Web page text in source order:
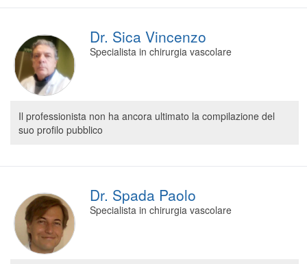
Dr. Sica Vincenzo
Specialista in chirurgia vascolare
Il professionista non ha ancora ultimato la compilazione del
suo profilo pubblico
Dr. Spada Paolo
Specialista in chirurgia vascolare